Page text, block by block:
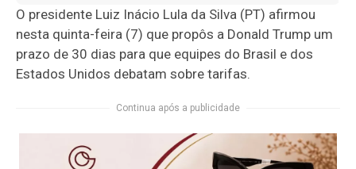
O presidente Luiz Inácio Lula da Silva (PT) afirmou
nesta quinta-feira (7) que propôs a Donald Trump um
prazo de 30 dias para que equipes do Brasil e dos
Estados Unidos debatam sobre tarifas.
Continua após a publicidade